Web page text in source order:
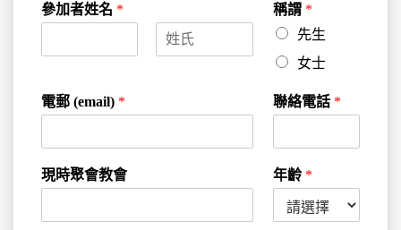
參加者姓名 *
s
t
稱謂 *
先生
女士
電郵 (email) * 聯絡電話 *
現時聚會教會 年齡 *